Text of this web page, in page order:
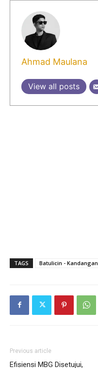
Ahmad Maulana
View all posts
TAGS Batulicin - Kandangan
Previous article
Efisiensi MBG Disetujui,